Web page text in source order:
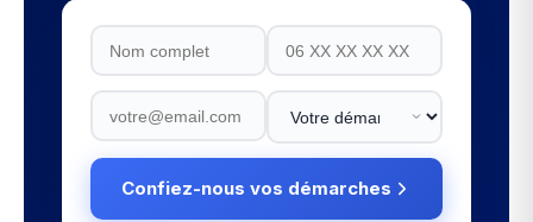
Confiez-nous vos démarches